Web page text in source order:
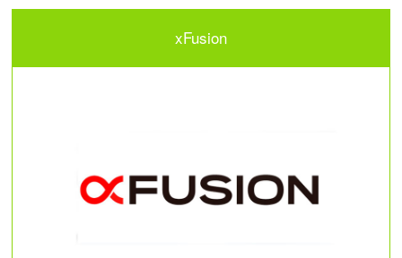
xFusion